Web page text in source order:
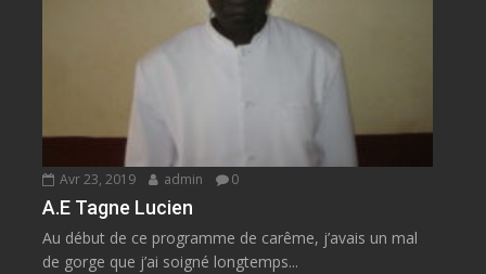
Avr 23, 2019 admin 0
A.E Tagne Lucien
Au début de ce programme de carême, j’avais un mal
de gorge que j’ai soigné longtemps...